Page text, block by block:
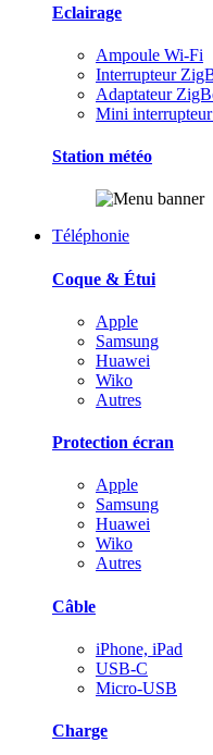
Eclairage
Ampoule Wi-Fi
Interrupteur
Adaptateur
Mini
Station météo
Téléphonie
Coque & Étui
Apple
Samsung
Huawei
Wiko
Autres
Protection écran
Apple
Samsung
Huawei
Wiko
Autres
Câble
iPhone, iPad
USB-C
Micro-USB
Charge